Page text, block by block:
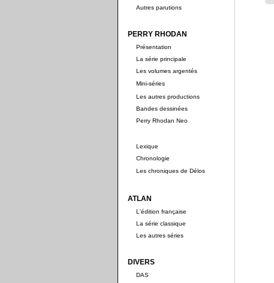
Autres parutions
PERRY RHODAN
Présentation
La série principale
Les volumes argentés
Mini-séries
Les autres productions
Bandes dessinées
Perry Rhodan Neo
Lexique
Chronologie
Les chroniques de Délos
ATLAN
L'édition française
La série classique
Les autres séries
DIVERS
DAS